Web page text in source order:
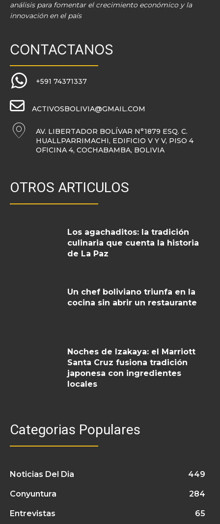
análisis para fomentar el crecimiento económico y la
innovación en el país
CONTACTANOS
+591 74371337
ACTIVOSBOLIVIA@GMAIL.COM
AV. LIBERTADOR BOLÍVAR N°1879 ESQ. C.
HUALLPARRIMACHI, EDIFICIO V Y V, PISO 4
OFICINA 4, COCHABAMBA, BOLIVIA
OTROS ARTICULOS
Los agachaditos: la tradición
culinaria que cuenta la historia
de La Paz
Un chef boliviano triunfa en la
cocina sin abrir un restaurante
Noches de Izakaya: el Marriott
Santa Cruz fusiona tradición
japonesa con ingredientes
locales
Categorias Populares
Noticias Del Dia 449
Conyuntura 284
Entrevistas 65